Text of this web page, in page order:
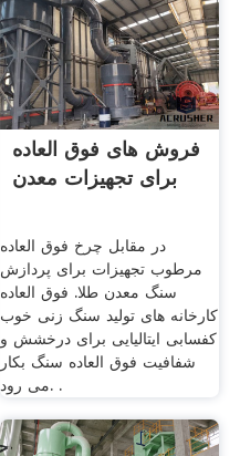
فروش های فوق العاده
برای تجهیزات معدن
در مقابل چرخ فوق العاده
مرطوب تجهیزات برای پردازش
سنگ معدن طلا. فوق العاده
کارخانه های تولید سنگ زنی خوب
کفسابی ایتالیایی برای درخشش و
شفافیت فوق العاده سنگ بکار
می رود. .